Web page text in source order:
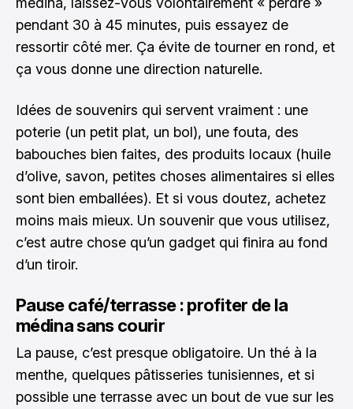
pendant 30 à 45 minutes, puis essayez de
ressortir côté mer. Ça évite de tourner en rond, et
ça vous donne une direction naturelle.
Idées de souvenirs qui servent vraiment : une
poterie (un petit plat, un bol), une fouta, des
babouches bien faites, des produits locaux (huile
d’olive, savon, petites choses alimentaires si elles
sont bien emballées). Et si vous doutez, achetez
moins mais mieux. Un souvenir que vous utilisez,
c’est autre chose qu’un gadget qui finira au fond
d’un tiroir.
Pause café/terrasse : profiter de la
médina sans courir
La pause, c’est presque obligatoire. Un thé à la
menthe, quelques pâtisseries tunisiennes, et si
possible une terrasse avec un bout de vue sur les